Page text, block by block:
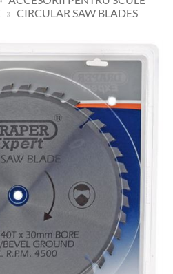
» CIRCULAR SAW BLADES